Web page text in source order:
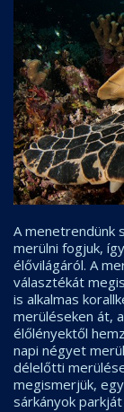
A menetrendünk
merülni fogjuk,
élővilágáról. A
választékát
is alkalmas
merüléseken át,
élőlényektől
napi négyet
délelőtti
megismerjük,
sárkányok